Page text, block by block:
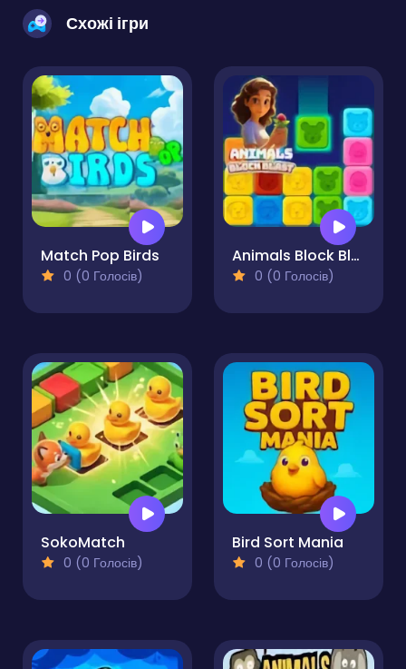
Схожі ігри
Match Pop Birds
0 (0 Голосів)
Animals Block Blast
0 (0 Голосів)
SokoMatch
0 (0 Голосів)
Bird Sort Mania
0 (0 Голосів)